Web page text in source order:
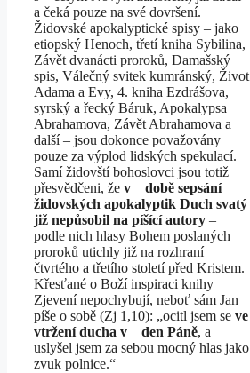
a čeká pouze na své dovršení.
Židovské apokalyptické spisy – jako
etiopský Henoch, třetí kniha Sybilina,
Závět dvanácti proroků, Damašský
spis, Válečný svitek kumránský, Život
Adama a Evy, 4. kniha Ezdrášova,
syrský a řecký Báruk, Apokalypsa
Abrahamova, Závět Abrahamova a
další – jsou dokonce považovány
pouze za výplod lidských spekulací.
Samí židovští bohoslovci jsou totiž
přesvědčeni, že v době sepsání
židovských apokalyptik Duch svatý
již nepůsobil na píšící autory –
podle nich hlasy Bohem poslaných
proroků utichly již na rozhraní
čtvrtého a třetího století před Kristem.
Křesťané o Boží inspiraci knihy
Zjevení nepochybují, neboť sám Jan
píše o sobě (Zj 1,10): „ocitl jsem se ve
vtržení ducha v den Páně, a
uslyšel jsem za sebou mocný hlas jako
zvuk polnice.“